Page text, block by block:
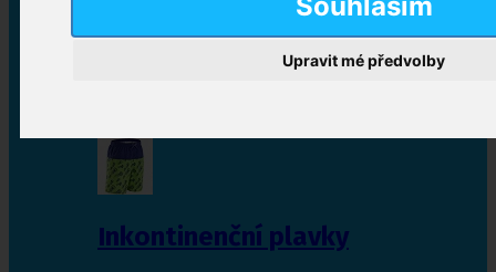
Souhlasím
Upravit mé předvolby
Inkontinenční vložky
Inkontinenční plavky